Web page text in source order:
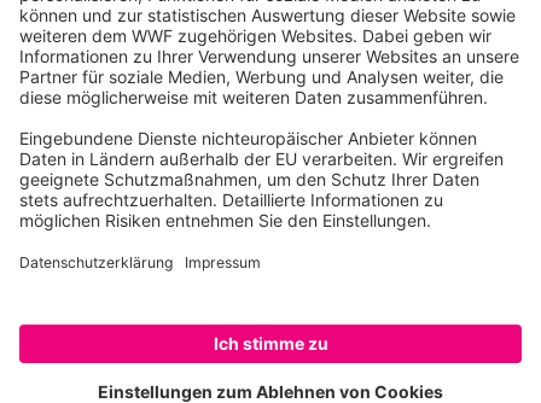
Registriert als Stiftung WWF Deutschland, Senatsverwaltung für
Justiz Berlin, Az: 3416/976/2
Umsatzsteuer-Identifikationsnummer: DE 114236103
Freistellungsbescheid: Als gemeinnützige Körperschaft befreit
von der Körperschaftssteuer gem. §5 I 9 KStg. unter der
Steuernummer 27/641/09321